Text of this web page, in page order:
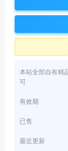
本站全部自有精
可
有效期
已售
最近更新